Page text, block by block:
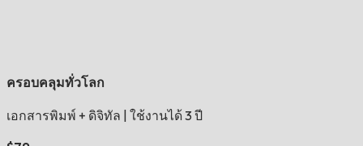
ครอบคลุมทั่วโลก
เอกสารพิมพ์ + ดิจิทัล ใช้งานได้ 3 ปี